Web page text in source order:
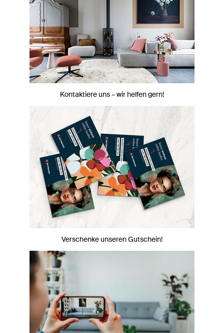
Kontaktiere uns – wir helfen gern!
Verschenke unseren Gutschein!